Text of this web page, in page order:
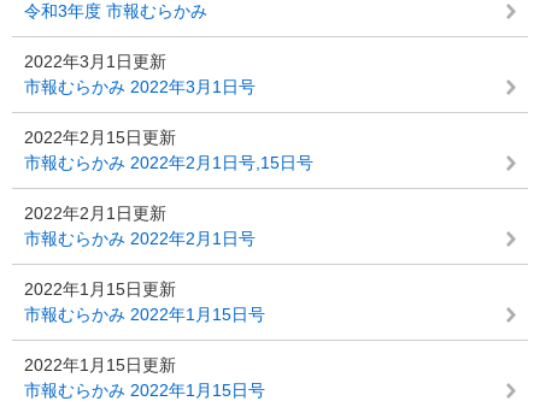
令和3年度 市報むらかみ
2022年3月1日更新
市報むらかみ 2022年3月1日号
2022年2月15日更新
市報むらかみ 2022年2月1日号,15日号
2022年2月1日更新
市報むらかみ 2022年2月1日号
2022年1月15日更新
市報むらかみ 2022年1月15日号
2022年1月15日更新
市報むらかみ 2022年1月15日号